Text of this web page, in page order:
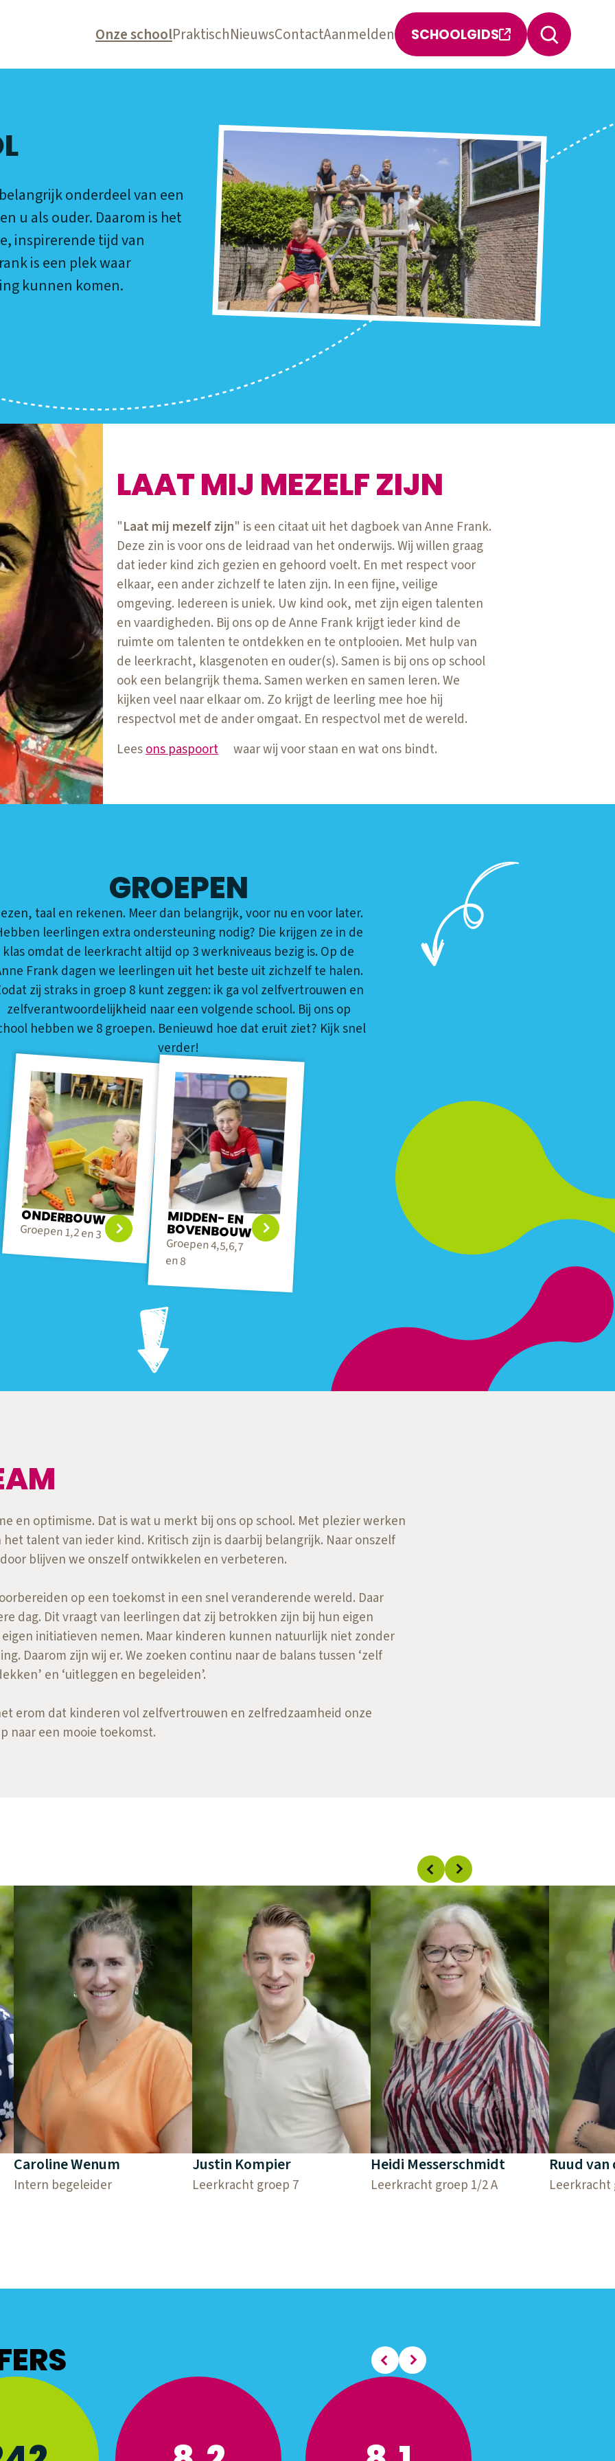
Onze schoolPraktischNieuwsContactAanmelden SCHOOLGIDS
onderdeel van een
u als ouder. Daarom is het
inspirerende tijd van
is een plek waar
kunnen komen.
LAAT MIJ MEZELF ZIJN
"Laat mij mezelf zijn" is een citaat uit het dagboek van Anne Frank.
Deze zin is voor ons de leidraad van het onderwijs. Wij willen graag
dat ieder kind zich gezien en gehoord voelt. En met respect voor
elkaar, een ander zichzelf te laten zijn. In een fijne, veilige
omgeving. Iedereen is uniek. Uw kind ook, met zijn eigen talenten
en vaardigheden. Bij ons op de Anne Frank krijgt ieder kind de
ruimte om talenten te ontdekken en te ontplooien. Met hulp van
de leerkracht, klasgenoten en ouder(s). Samen is bij ons op school
ook een belangrijk thema. Samen werken en samen leren. We
kijken veel naar elkaar om. Zo krijgt de leerling mee hoe hij
respectvol met de ander omgaat. En respectvol met de wereld.
Leesons paspoort waar wij voor staan en wat ons bindt.
GROEPEN
taal en rekenen. Meer dan belangrijk, voor nu en voor later.
leerlingen extra ondersteuning nodig? Die krijgen ze in de
klas omdat de leerkracht altijd op 3 werkniveaus bezig is. Op de
Frank dagen we leerlingen uit het beste uit zichzelf te halen.
zij straks in groep 8 kunt zeggen: ik ga vol zelfvertrouwen en
zelfverantwoordelijkheid naar een volgende school. Bij ons op
hebben we 8 groepen. Benieuwd hoe dat eruit ziet? Kijk snel
verder!
ONDERBOUW
Groepen 1,2 en 3
MIDDEN- EN
BOVENBOUW
Groepen 4,5,6,7
en 8
en optimisme. Dat is wat u merkt bij ons op school. Met plezier werken
het talent van ieder kind. Kritisch zijn is daarbij belangrijk. Naar onszelf
blijven we onszelf ontwikkelen en verbeteren.
op een toekomst in een snel veranderende wereld. Daar
dag. Dit vraagt van leerlingen dat zij betrokken zijn bij hun eigen
initiatieven nemen. Maar kinderen kunnen natuurlijk niet zonder
Daarom zijn wij er. We zoeken continu naar de balans tussen ‘zelf
en ‘uitleggen en begeleiden’.
erom dat kinderen vol zelfvertrouwen en zelfredzaamheid onze
naar een mooie toekomst.
Caroline Wenum
Intern begeleider
Justin Kompier
Leerkracht groep 7
Heidi Messerschmidt
Leerkracht groep 1/2 A
Ruud
Leerkracht